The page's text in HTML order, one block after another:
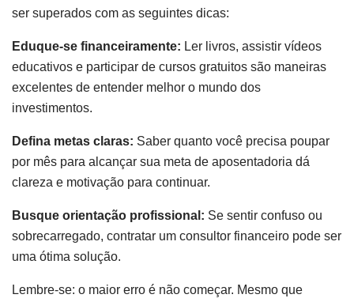
ser superados com as seguintes dicas:
Eduque-se financeiramente: Ler livros, assistir vídeos
educativos e participar de cursos gratuitos são maneiras
excelentes de entender melhor o mundo dos
investimentos.
Defina metas claras: Saber quanto você precisa poupar
por mês para alcançar sua meta de aposentadoria dá
clareza e motivação para continuar.
Busque orientação profissional: Se sentir confuso ou
sobrecarregado, contratar um consultor financeiro pode ser
uma ótima solução.
Lembre-se: o maior erro é não começar. Mesmo que